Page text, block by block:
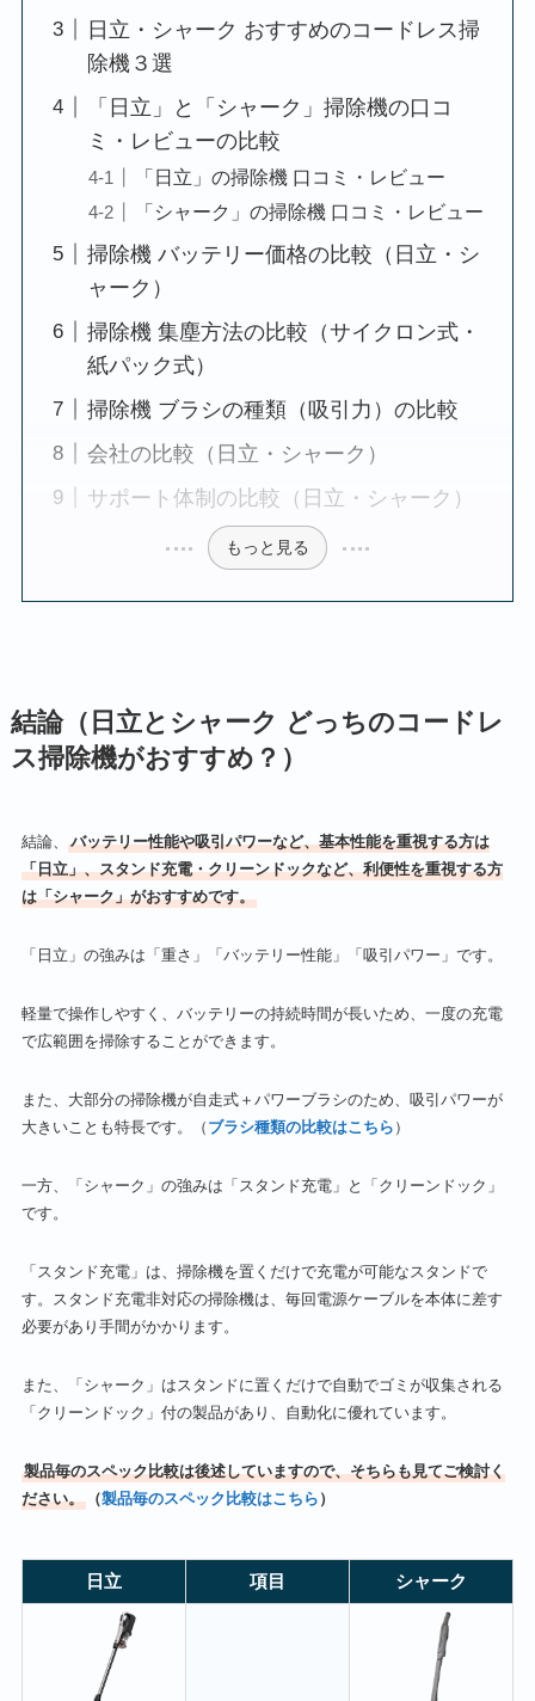
日立・シャーク おすすめのコードレス掃
除機３選
「日立」と「シャーク」掃除機の口コ
ミ・レビューの比較
「日立」の掃除機 口コミ・レビュー
「シャーク」の掃除機 口コミ・レビュー
掃除機 バッテリー価格の比較（日立・シ
ャーク）
掃除機 集塵方法の比較（サイクロン式・
紙パック式）
掃除機 ブラシの種類（吸引力）の比較
会社の比較（日立・シャーク）
サポート体制の比較（日立・シャーク）
もっと見る
結論（日立とシャーク どっちのコードレ
ス掃除機がおすすめ？）
結論、
バッテリー性能や吸引パワーなど、基本性能を重視する方は
「日立」、スタンド充電・クリーンドックなど、利便性を重視する方
は「シャーク」がおすすめです。
「日立」の強みは「重さ」「バッテリー性能」「吸引パワー」です。
軽量で操作しやすく、バッテリーの持続時間が長いため、一度の充電
で広範囲を掃除することができます。
また、大部分の掃除機が自走式＋パワーブラシのため、吸引パワーが
大きいことも特長です。（ ブラシ種類の比較はこちら ）
一方、「シャーク」の強みは「スタンド充電」と「クリーンドック」
です。
「スタンド充電」は、掃除機を置くだけで充電が可能なスタンドで
す。スタンド充電非対応の掃除機は、毎回電源ケーブルを本体に差す
必要があり手間がかかります。
また、「シャーク」はスタンドに置くだけで自動でゴミが収集される
「クリーンドック」付の製品があり、自動化に優れています。
製品毎のスペック比較は後述していますので、そちらも見てご検討く
ださい。（製品毎のスペック比較はこちら ）
日立 項目 シャーク